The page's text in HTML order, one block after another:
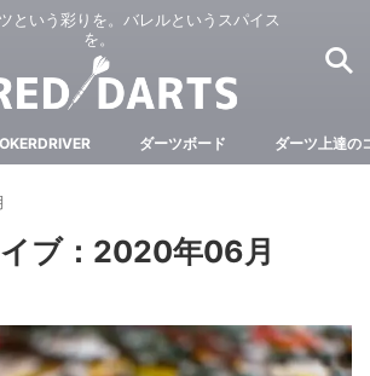
という彩りを。バレルというスパイス
を。
ダーツボード ダーツ上達の
ブ：2020年06月